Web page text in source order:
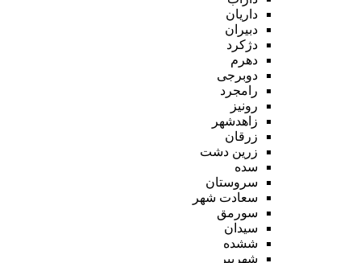
داریان
دبیران
دژکرد
دهرم
دوبرجی
رامجرد
رونیز
زاهدشهر
زرقان
زرین دشت
سده
سروستان
سعادت شهر
سورمق
سیدان
ششده
شهرپیر